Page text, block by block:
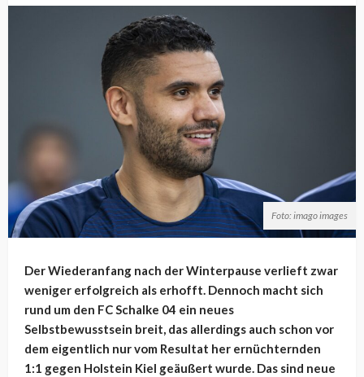
Foto: imago images
Der Wiederanfang nach der Winterpause verlieft zwar
weniger erfolgreich als erhofft. Dennoch macht sich
rund um den FC Schalke 04 ein neues
Selbstbewusstsein breit, das allerdings auch schon vor
dem eigentlich nur vom Resultat her ernüchternden
1:1 gegen Holstein Kiel geäußert wurde. Das sind neue